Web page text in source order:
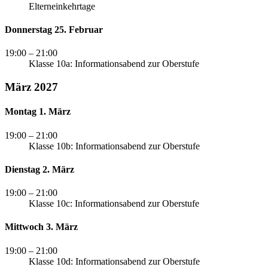
Elterneinkehrtage
Donnerstag 25. Februar
19:00 – 21:00
Klasse 10a: Informationsabend zur Oberstufe
März 2027
Montag 1. März
19:00 – 21:00
Klasse 10b: Informationsabend zur Oberstufe
Dienstag 2. März
19:00 – 21:00
Klasse 10c: Informationsabend zur Oberstufe
Mittwoch 3. März
19:00 – 21:00
Klasse 10d: Informationsabend zur Oberstufe